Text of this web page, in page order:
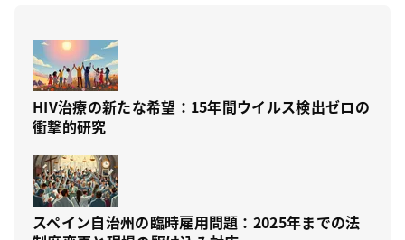
HIV治療の新たな希望：15年間ウイルス検出ゼロの
衝撃的研究
スペイン自治州の臨時雇用問題：2025年までの法